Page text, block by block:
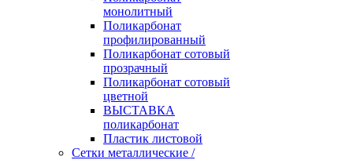
монолитный
Поликарбонат
профилированный
Поликарбонат сотовый
прозрачный
Поликарбонат сотовый
цветной
ВЫСТАВКА
поликарбонат
Пластик листовой
Сетки металлические /